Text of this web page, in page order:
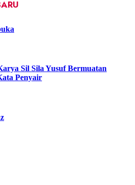
Sil Sila Yusuf Bermuatan
Penyair